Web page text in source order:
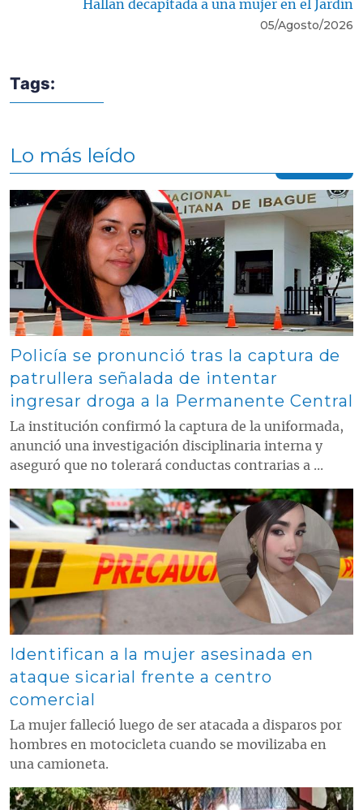
Hallan decapitada a una mujer en el Jardín
05/Agosto/2026
Tags:
Lo más leído
Contenido multimedia principal
Policía se pronunció tras la captura de
patrullera señalada de intentar
ingresar droga a la Permanente Central
La institución confirmó la captura de la uniformada,
anunció una investigación disciplinaria interna y
aseguró que no tolerará conductas contrarias a ...
Contenido multimedia principal
Identifican a la mujer asesinada en
ataque sicarial frente a centro
comercial
La mujer falleció luego de ser atacada a disparos por
hombres en motocicleta cuando se movilizaba en
una camioneta.
Contenido multimedia principal